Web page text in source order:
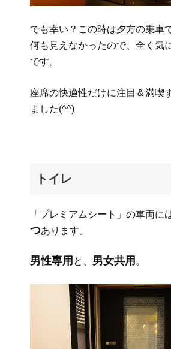
でも幸い？この時は夕方の乗車
何も見えなかったので、全く気
です。
座席の快適性だけに注目＆満喫
ました(^^)
トイレ
「プレミアムシート」の車両に
つあります。
男性専用 と、 男女共用 。